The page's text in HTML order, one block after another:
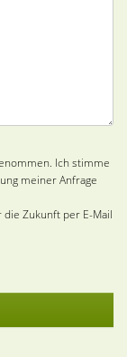
Ich stimme
meiner Anfrage
Zukunft per E-Mail